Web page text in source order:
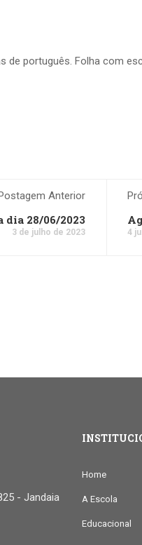
de português. Folha com
Anterior
dia 28/06/2023
3 de julho de 2023 4
- Jandaia
Home
A Escola
Educacional